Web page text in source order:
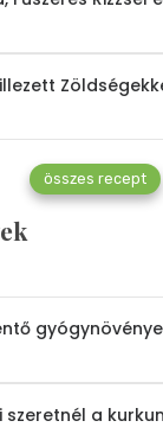
összes recept
szeretnél a